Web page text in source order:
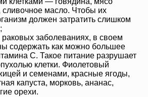
сливочное масло. Чтобы их
должен затратить слишком
заболеваниях, в своем
содержать как можно большее
C. Такое питание разрушает
клетки. Фиолетовый
и семенами, красные ягоды,
капуста, морковь, ананас,
орехи.